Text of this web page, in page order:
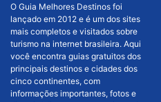
O Guia Melhores Destinos foi
lançado em 2012 e é um dos sites
mais completos e visitados sobre
turismo na internet brasileira. Aqui
você encontra guias gratuitos dos
principais destinos e cidades dos
cinco continentes, com
informações importantes, fotos e